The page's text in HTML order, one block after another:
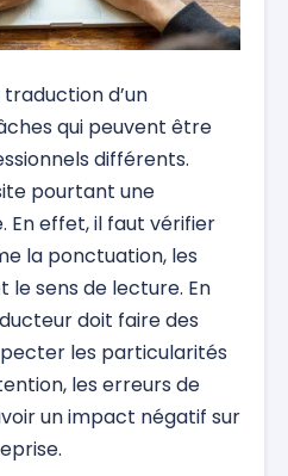
d’un
qui peuvent être
différents.
pourtant une
effet, il faut vérifier
la ponctuation, les
le sens de lecture. En
doit faire des
les particularités
les erreurs de
un impact négatif sur